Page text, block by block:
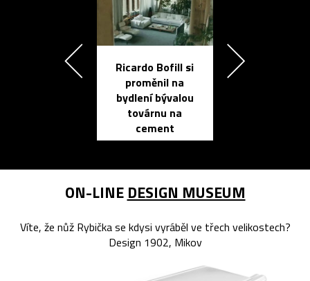
Ricardo Bofill si
proměnil na
bydlení bývalou
továrnu na
cement
ON-LINE DESIGN MUSEUM
Víte, že nůž Rybička se kdysi vyráběl ve třech velikostech?
Design 1902, Mikov